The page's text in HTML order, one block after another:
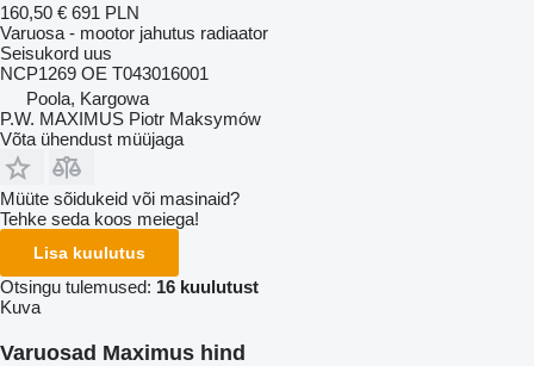
160,50 € 691 PLN
Varuosa - mootor jahutus radiaator
Seisukord uus
NCP1269 OE T043016001
Poola, Kargowa
P.W. MAXIMUS Piotr Maksymów
Võta ühendust müüjaga
Müüte sõidukeid või masinaid?
Tehke seda koos meiega!
Lisa kuulutus
Otsingu tulemused: 16 kuulutust
Kuva
Varuosad Maximus hind